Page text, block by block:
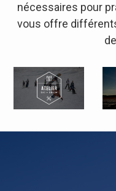
nécessaires pour
vous offre